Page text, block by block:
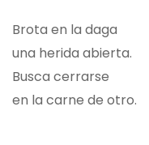
Brota en la daga
una herida abierta.
Busca cerrarse
en la carne de otro.